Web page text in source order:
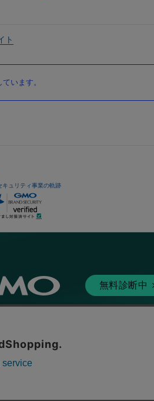
ト
います。
キュリティ事業の軌跡
無料診断中